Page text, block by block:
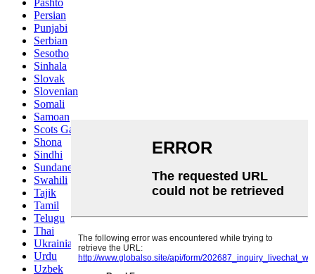
Pashto
Persian
Punjabi
Serbian
Sesotho
Sinhala
Slovak
Slovenian
Somali
Samoan
Scots Gaelic
Shona
Sindhi
Sundanese
Swahili
Tajik
Tamil
Telugu
Thai
Ukrainian
Urdu
Uzbek